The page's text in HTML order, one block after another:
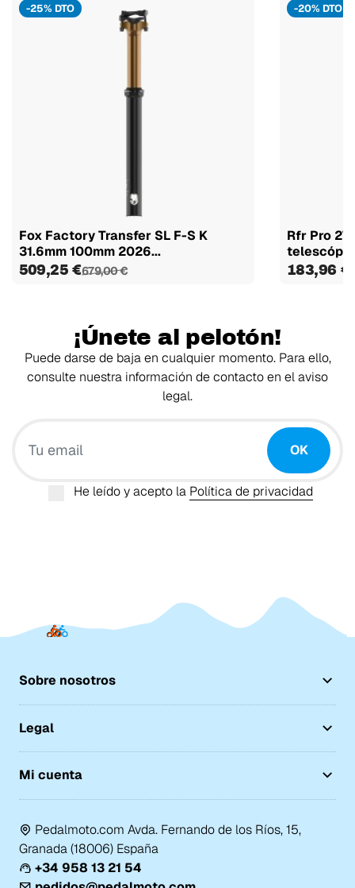
-25% DTO
Fox Factory Transfer SL F-S K
31.6mm 100mm 2026...
509,25 €679,00 €
-20% DTO
Rfr Pro
183,96 €
¡Únete al pelotón!
Puede darse de baja en cualquier momento. Para ello,
consulte nuestra información de contacto en el aviso
legal.
OK
He leído y acepto la Política de privacidad
Sobre nosotros
Legal
Mi cuenta
Pedalmoto.com Avda. Fernando de los Ríos, 15,
Granada (18006) España
+34 958 13 21 54